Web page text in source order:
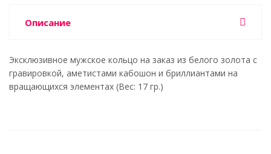
Описание
Эксклюзивное мужское кольцо на заказ из белого золота с
гравировкой, аметистами кабошон и бриллиантами на
вращающихся элементах (Вес: 17 гр.)